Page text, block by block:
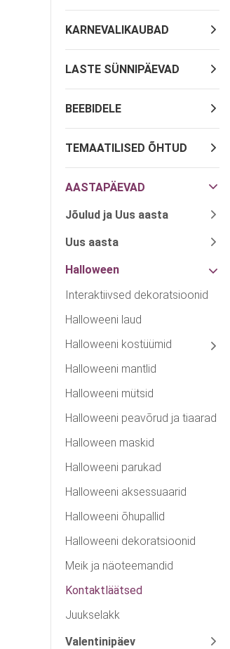
KARNEVALIKAUBAD
LASTE SÜNNIPÄEVAD
BEEBIDELE
TEMAATILISED ÕHTUD
AASTAPÄEVAD
Jõulud ja Uus aasta
Uus aasta
Halloween
Interaktiivsed dekoratsioonid
Halloweeni laud
Halloweeni kostüümid
Halloweeni mantlid
Halloweeni mütsid
Halloweeni peavõrud ja tiaarad
Halloween maskid
Halloweeni parukad
Halloweeni aksessuaarid
Halloweeni õhupallid
Halloweeni dekoratsioonid
Meik ja näoteemandid
Kontaktläätsed
Juukselakk
Valentinipäev